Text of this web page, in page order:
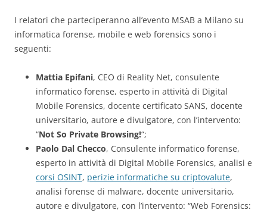
I relatori che parteciperanno all’evento MSAB a Milano su
informatica forense, mobile e web forensics sono i
seguenti:
Mattia Epifani, CEO di Reality Net, consulente
informatico forense, esperto in attività di Digital
Mobile Forensics, docente certificato SANS, docente
universitario, autore e divulgatore, con l’intervento:
“Not So Private Browsing!“;
Paolo Dal Checco, Consulente informatico forense,
esperto in attività di Digital Mobile Forensics, analisi e
corsi OSINT, perizie informatiche su criptovalute,
analisi forense di malware, docente universitario,
autore e divulgatore, con l’intervento: “Web Forensics: